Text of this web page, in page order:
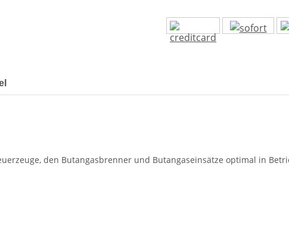
den Butangasbrenner und Butangaseinsätze optimal in